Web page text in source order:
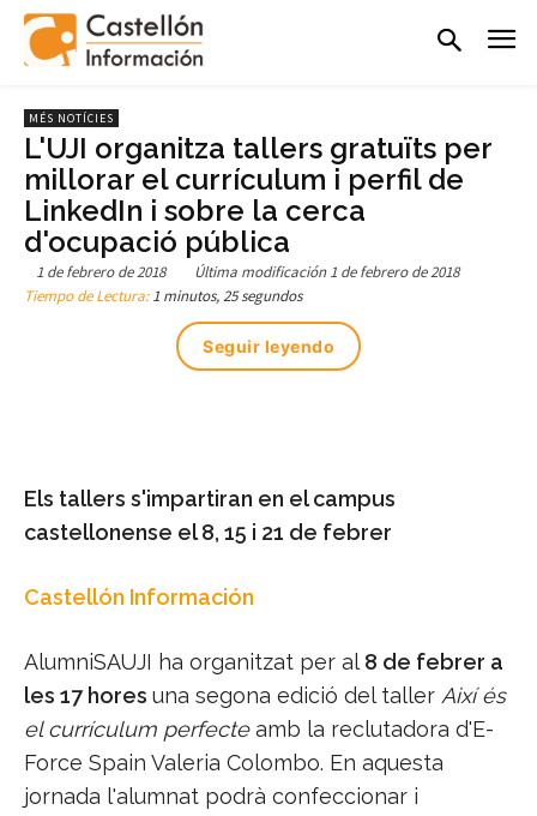
MÉS NOTÍCIES
L'UJI organitza tallers gratuïts per
millorar el currículum i perfil de
LinkedIn i sobre la cerca
d'ocupació pública
1 de febrero de 2018 Última modificación 1 de febrero de 2018
Tiempo de Lectura:1 minutos, 25 segundos
Seguir leyendo
Els tallers s'impartiran en el campus
castellonense el 8, 15 i 21 de febrer
Castellón Información
AlumniSAUJI ha organitzat per al8 de febrer a
les 17 hores una segona edició del taller Així és
el currículum perfecteamb la reclutadora d'E-
Force Spain Valeria Colombo. En aquesta
jornada l'alumnat podrà confeccionar i